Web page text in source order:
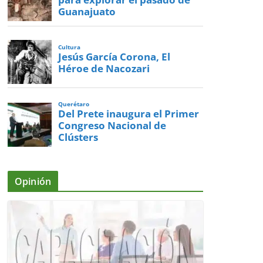
Guanajuato
Cultura
Jesús García Corona, El
Héroe de Nacozari
Querétaro
Del Prete inaugura el Primer
Congreso Nacional de
Clústers
Opinión